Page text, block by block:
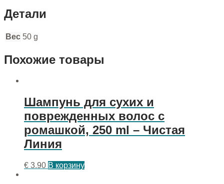
Детали
Вес 50 g
Похожие товары
Шампунь для сухих и
поврежденных волос с
ромашкой, 250 ml – Чистая
Линия
€ 3.90 В корзину